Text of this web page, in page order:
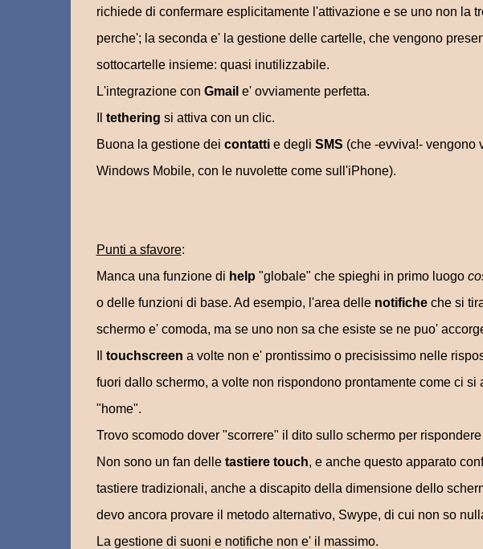
richiede di confermare esplicitamente l'attivazione e se uno non la
perche'; la seconda e' la gestione delle cartelle, che vengono
sottocartelle insieme: quasi inutilizzabile.
L'integrazione con Gmail e' ovviamente perfetta.
tethering si attiva con un clic.
Buona la gestione dei contatti e degli SMS (che -evviva!- vengono
Windows Mobile, con le nuvolette come sull'iPhone).
Punti a sfavore:
Manca una funzione di help "globale" che spieghi in primo luogo
o delle funzioni di base. Ad esempio, l'area delle notifiche che si
schermo e' comoda, ma se uno non sa che esiste se ne puo'
touchscreen a volte non e' prontissimo o precisissimo nelle
fuori dallo schermo, a volte non rispondono prontamente come ci si
"home".
Trovo scomodo dover "scorrere" il dito sullo schermo per
Non sono un fan delle tastiere touch, e anche questo apparato
tastiere tradizionali, anche a discapito della dimensione dello
devo ancora provare il metodo alternativo, Swype, di cui non so
La gestione di suoni e notifiche non e' il massimo.